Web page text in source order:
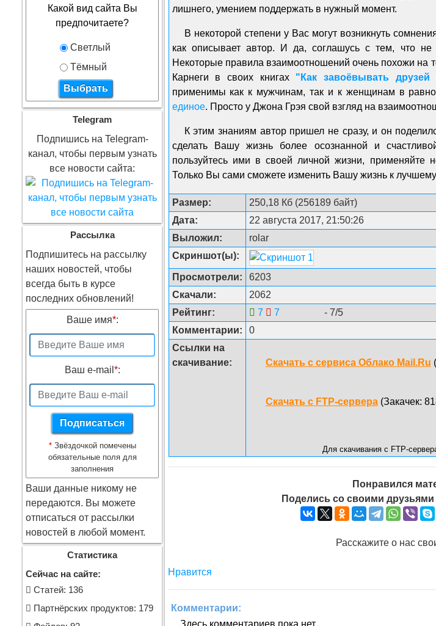
лишнего, умением поддержать в нужный момент.
В некоторой степени у Вас могут возникнуть
как описывает автор. И да, соглашусь с тем, что
Некоторые правила взаимоотношений очень похожи на
Карнеги в своих книгах "Как завоёвывать
применимы как к мужчинам, так и к женщинам в
единое. Просто у Джона Грэя свой взгляд на
К этим знаниям автор пришел не сразу, и он
сделать Вашу жизнь более осознанной и
пользуйтесь ими в своей личной жизни, применяйте
Только Вы сами сможете изменить Вашу жизнь к
Размер:
250,18 Кб (256189 байт)
Дата:
22 августа 2017, 21:50:26
Выложил:
rolar
Скриншот(ы):
Просмотрели:
6203
Скачали:
2062
Рейтинг:
7 7
- 7/5
Комментарии:
0
Ссылки на
скачивание:
Скачать с сервиса Облако Mail.Ru
Скачать с FTP-сервера (Закачек:
Для скачивания с FTP-
Понравился
Поделись со своими
Расскажите о нас
Нравится
Комментарии:
Здесь комментариев пока нет.
Какой вид сайта Вы
предпочитаете?
Светлый
Тёмный
Telegram
Подпишись на Telegram-
канал, чтобы первым узнать
все новости сайта:
Рассылка
Подпишитесь на рассылку
наших новостей, чтобы
всегда быть в курсе
последних обновлений!
Ваше имя*:
Ваш e-mail *:
*Звёздочкой помечены
обязательные поля для
заполнения
Ваши данные никому не
передаются. Вы можете
отписаться от рассылки
новостей в любой момент.
Статистика
Сейчас на сайте:
Cтатей: 136
Партнёрских продуктов: 179